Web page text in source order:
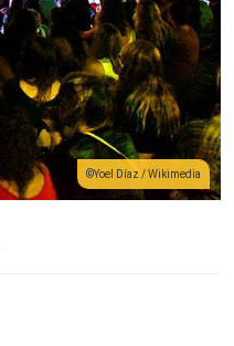
Yoel Díaz / Wikimedia